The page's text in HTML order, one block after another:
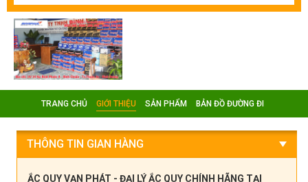
TRANG CHỦ GIỚI THIỆU SẢN PHẨM BẢN ĐỒ ĐƯỜNG ĐI
THÔNG TIN GIAN HÀNG
ẮC QUY VẠN PHÁT - ĐẠI LÝ ẮC QUY CHÍNH HÃNG TẠI